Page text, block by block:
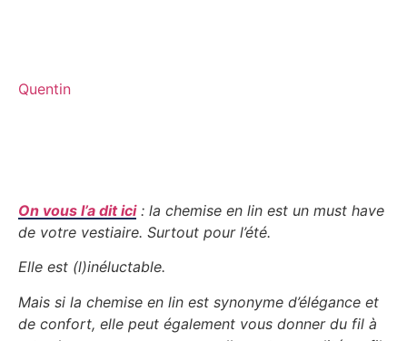
Quentin
On vous l’a dit ici: la chemise en lin est un must have
de votre vestiaire. Surtout pour l’été.
Elle est (l)inéluctable.
Mais si la chemise en lin est synonyme d’élégance et
de confort, elle peut également vous donner du fil à